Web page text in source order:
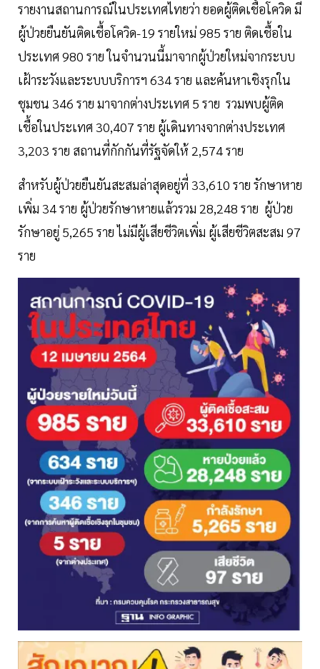
รายงานสถานการณ์ในประเทศไทยว่า ยอดผู้ติดเชื้อโควิด มี
ผู้ป่วยยืนยันติดเชื้อโควิด-19 รายใหม่ 985 ราย ติดเชื้อใน
ประเทศ 980 ราย ในจำนวนนี้มาจากผู้ป่วยใหม่จากระบบ
เฝ้าระวังและระบบบริการฯ 634 ราย และค้นหาเชิงรุกใน
ชุมชน 346 ราย มาจากต่างประเทศ 5 ราย รวมพบผู้ติด
เชื้อในประเทศ 30,407 ราย ผู้เดินทางจากต่างประเทศ
3,203 ราย สถานที่กักกันที่รัฐจัดให้ 2,574 ราย
สำหรับผู้ป่วยยืนยันสะสมล่าสุดอยู่ที่ 33,610 ราย รักษาหาย
เพิ่ม 34 ราย ผู้ป่วยรักษาหายแล้วรวม 28,248 ราย ผู้ป่วย
รักษาอยู่ 5,265 ราย ไม่มีผู้เสียชีวิตเพิ่ม ผู้เสียชีวิตสะสม 97
ราย